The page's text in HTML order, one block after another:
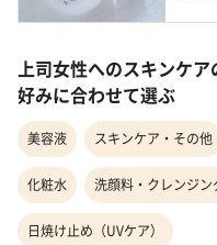
上司女性へのスキンケ
好みに合わせて選ぶ
美容液 スキンケア・その他
化粧水 洗顔料・クレンジン
日焼け止め（UVケア）